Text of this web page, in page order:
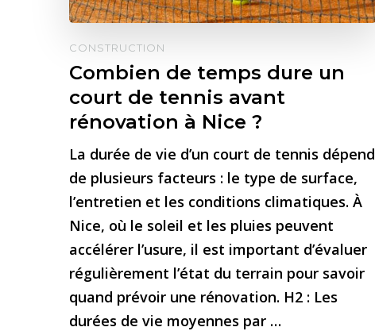
CONSTRUCTION
Combien de temps dure un
court de tennis avant
rénovation à Nice ?
La durée de vie d’un court de tennis dépend
de plusieurs facteurs : le type de surface,
l’entretien et les conditions climatiques. À
Nice, où le soleil et les pluies peuvent
accélérer l’usure, il est important d’évaluer
régulièrement l’état du terrain pour savoir
quand prévoir une rénovation. H2 : Les
durées de vie moyennes par …